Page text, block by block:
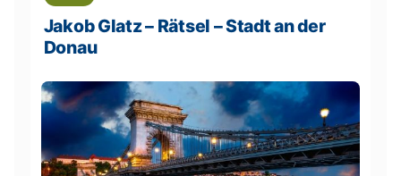
Jakob Glatz – Rätsel – Stadt an der
Donau